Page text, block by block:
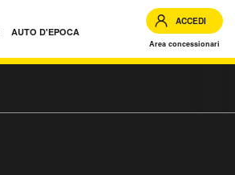
AUTO D'EPOCA
ACCEDI
Area concessionari